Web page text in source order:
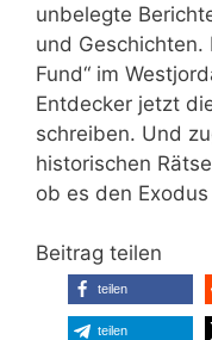
unbelegte
und Geschichten.
Fund“ im
Entdecker jetzt
schreiben. Und
historischen
ob es den
Beitrag teilen
teilen
teilen